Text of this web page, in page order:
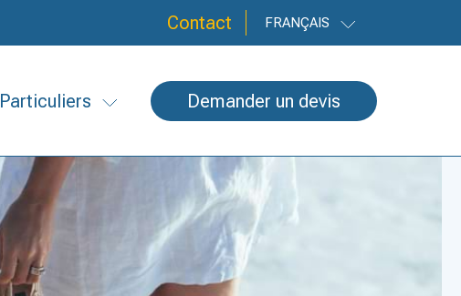
Contact FRANÇAIS
Particuliers Demander un devis